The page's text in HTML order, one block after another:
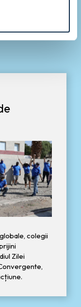
colegii
Zilei